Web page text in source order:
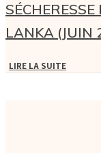
LANKA (JUIN
LIRE LA SUITE